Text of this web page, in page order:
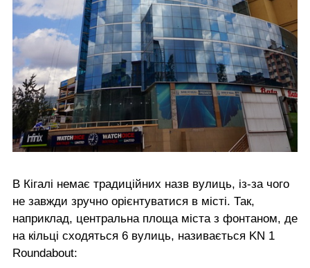
В Кігалі немає традиційних назв вулиць, із-за чого
не завжди зручно орієнтуватися в місті. Так,
наприклад, центральна площа міста з фонтаном, де
на кільці сходяться 6 вулиць, називається KN 1
Roundabout: